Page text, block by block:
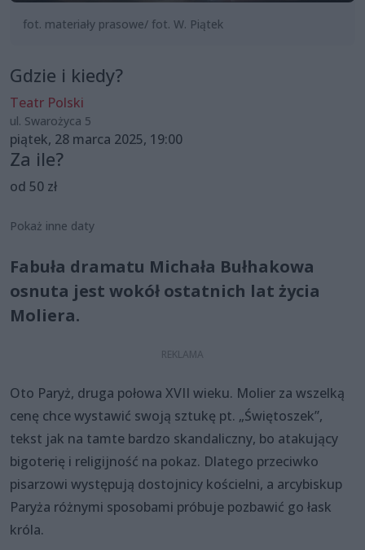
fot. materiały prasowe/ fot. W. Piątek
Gdzie i kiedy?
Teatr Polski
ul. Swarożyca 5
piątek, 28 marca 2025, 19:00
Za ile?
od 50 zł
Pokaż inne daty
Fabuła dramatu Michała Bułhakowa
osnuta jest wokół ostatnich lat życia
Moliera.
Oto Paryż, druga połowa XVII wieku. Molier za wszelką
cenę chce wystawić swoją sztukę pt. „Świętoszek”,
tekst jak na tamte bardzo skandaliczny, bo atakujący
bigoterię i religijność na pokaz. Dlatego przeciwko
pisarzowi występują dostojnicy kościelni, a arcybiskup
Paryża różnymi sposobami próbuje pozbawić go łask
króla.